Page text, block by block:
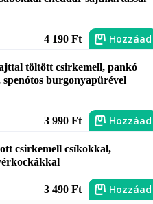
4 190 Ft Hozzáad
töltött csirkemell, pankó
spenótos burgonyapürével
3 990 Ft Hozzáad
csirkemell csíkokkal,
3 490 Ft Hozzáad